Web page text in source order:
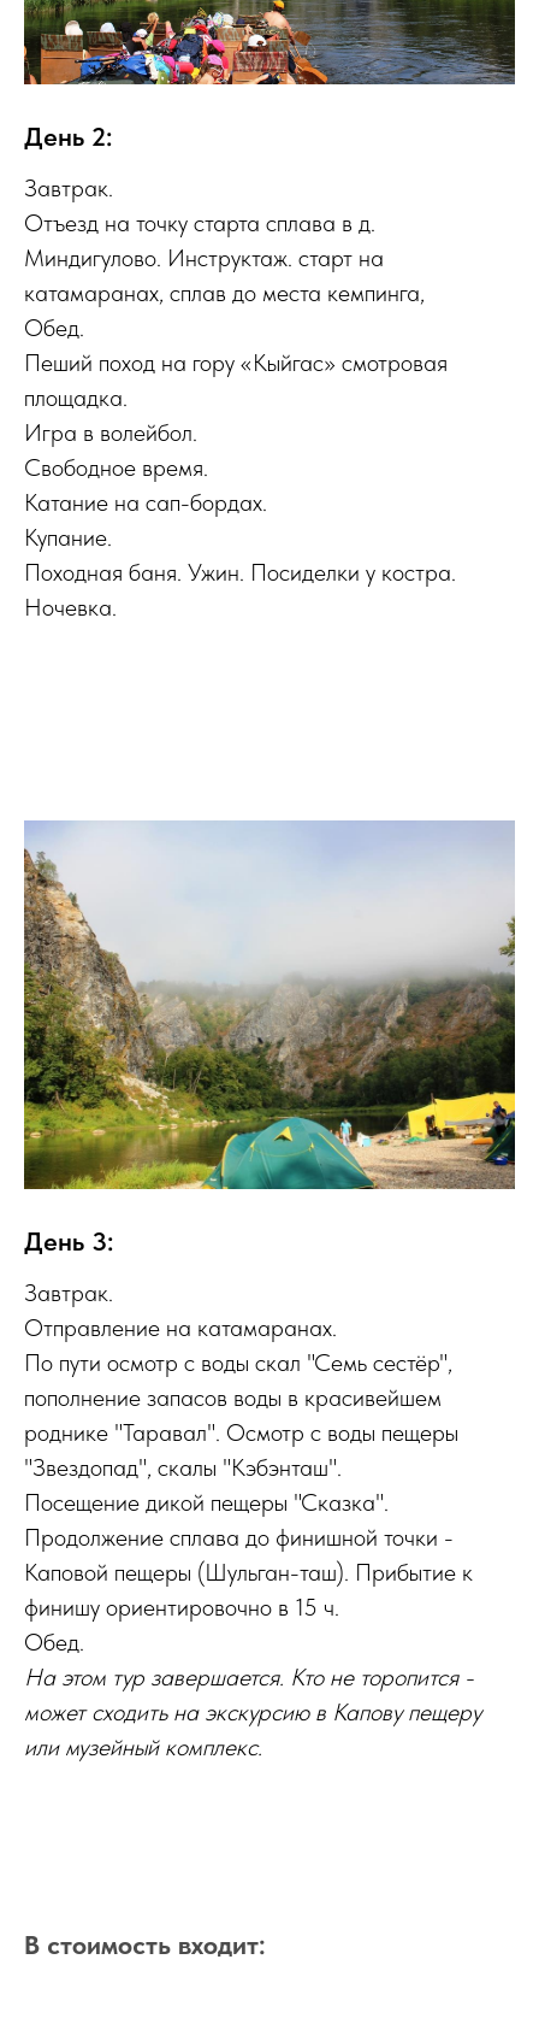
День 2:
Завтрак.
Отъезд на точку старта сплава в д.
Миндигулово. Инструктаж. старт на
катамаранах, сплав до места кемпинга,
Обед.
Пеший поход на гору «Кыйгас» смотровая
площадка.
Игра в волейбол.
Свободное время.
Катание на сап-бордах.
Купание.
Походная баня. Ужин. Посиделки у костра.
Ночевка.
День 3:
Завтрак.
Отправление на катамаранах.
По пути осмотр с воды скал "Семь сестёр",
пополнение запасов воды в красивейшем
роднике "Таравал". Осмотр с воды пещеры
"Звездопад", скалы "Кэбэнташ".
Посещение дикой пещеры "Сказка".
Продолжение сплава до финишной точки -
Каповой пещеры (Шульган-таш). Прибытие к
финишу ориентировочно в 15 ч.
Обед.
На этом тур завершается. Кто не торопится -
может сходить на экскурсию в Капову пещеру
или музейный комплекс.
В стоимость входит: